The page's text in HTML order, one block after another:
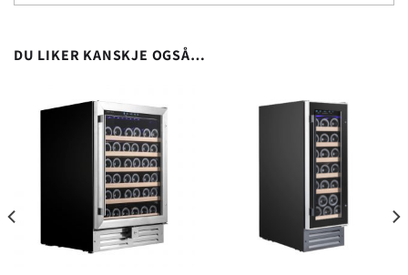
DU LIKER KANSKJE OGSÅ…